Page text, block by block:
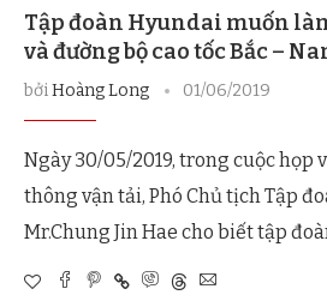
Tập đoàn Hyundai muốn
và đường bộ cao tốc Bắc –
bởiHoàng Long 01/06/2019
Ngày 30/05/2019, trong cuộc họp
thông vận tải, Phó Chủ tịch Tập
Mr.Chung Jin Hae cho biết tập